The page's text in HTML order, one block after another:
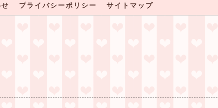
プライバシーポリシー サイトマップ